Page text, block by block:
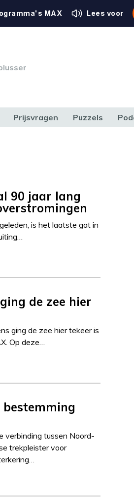
MAX Lees voor
Prijsvragen Puzzels
90 jaar lang
is het laatste gat in
de zee hier
ging de zee hier tekeer is
Op deze…
verbinding tussen Noord-
trekpleister voor